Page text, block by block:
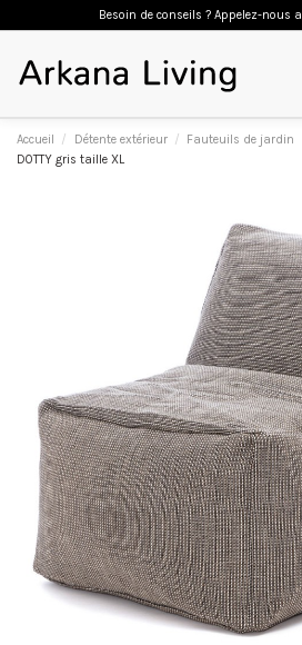
Besoin de conseils ? Appelez-nous a
Accueil Détente extérieur Fauteuils de jardin
DOTTY gris taille XL